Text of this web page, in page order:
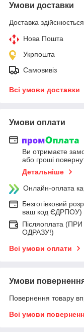
Умови доставки
Доставка
Нова Пошта
Укрпошта
Самовивіз
Всі умови доставки
Умови оплати
Ви отримаєте
або гроші
Детальніше
Онлайн-оплата
Безготівковий
ваш код ЄДРПОУ)
Післяоплата
ОДРАЗУ!)
Всі умови оплати
Умови
Повернення товару
Всі умови